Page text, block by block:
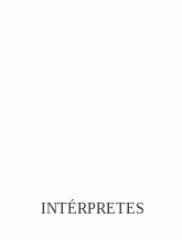
INTÉRPRETES